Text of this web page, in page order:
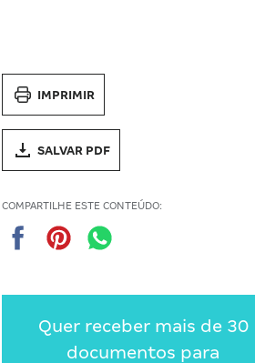
IMPRIMIR
SALVAR PDF
COMPARTILHE ESTE CONTEÚDO:
Quer receber mais de 30
documentos para